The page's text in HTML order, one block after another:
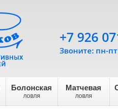
Болонская
ловля
Матчевая
ловля
+7 926
Звоните: пн-